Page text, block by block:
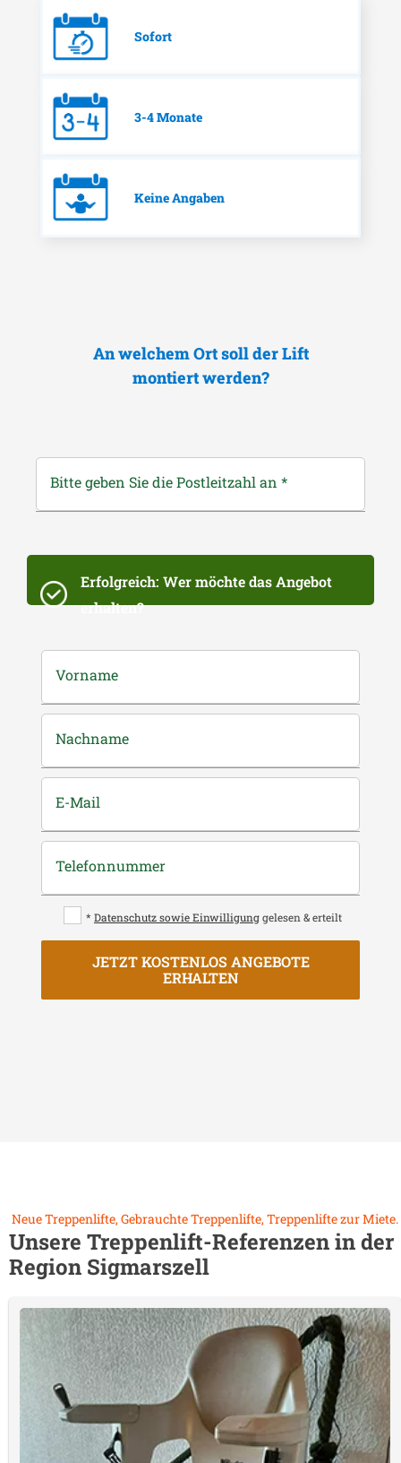
Sofort
3-4 Monate
Keine Angaben
An welchem Ort soll der Lift
montiert werden?
Bitte geben Sie die Postleitzahl an *
Erfolgreich: Wer möchte das Angebot
erhalten?
Vorname
Nachname
E-Mail
Telefonnummer
* Datenschutz sowie Einwilligung gelesen & erteilt
JETZT KOSTENLOS ANGEBOTE
ERHALTEN
Neue Treppenlifte, Gebrauchte Treppenlifte, Treppenlifte zur Miete.
Unsere Treppenlift-Referenzen in der
Region Sigmarszell